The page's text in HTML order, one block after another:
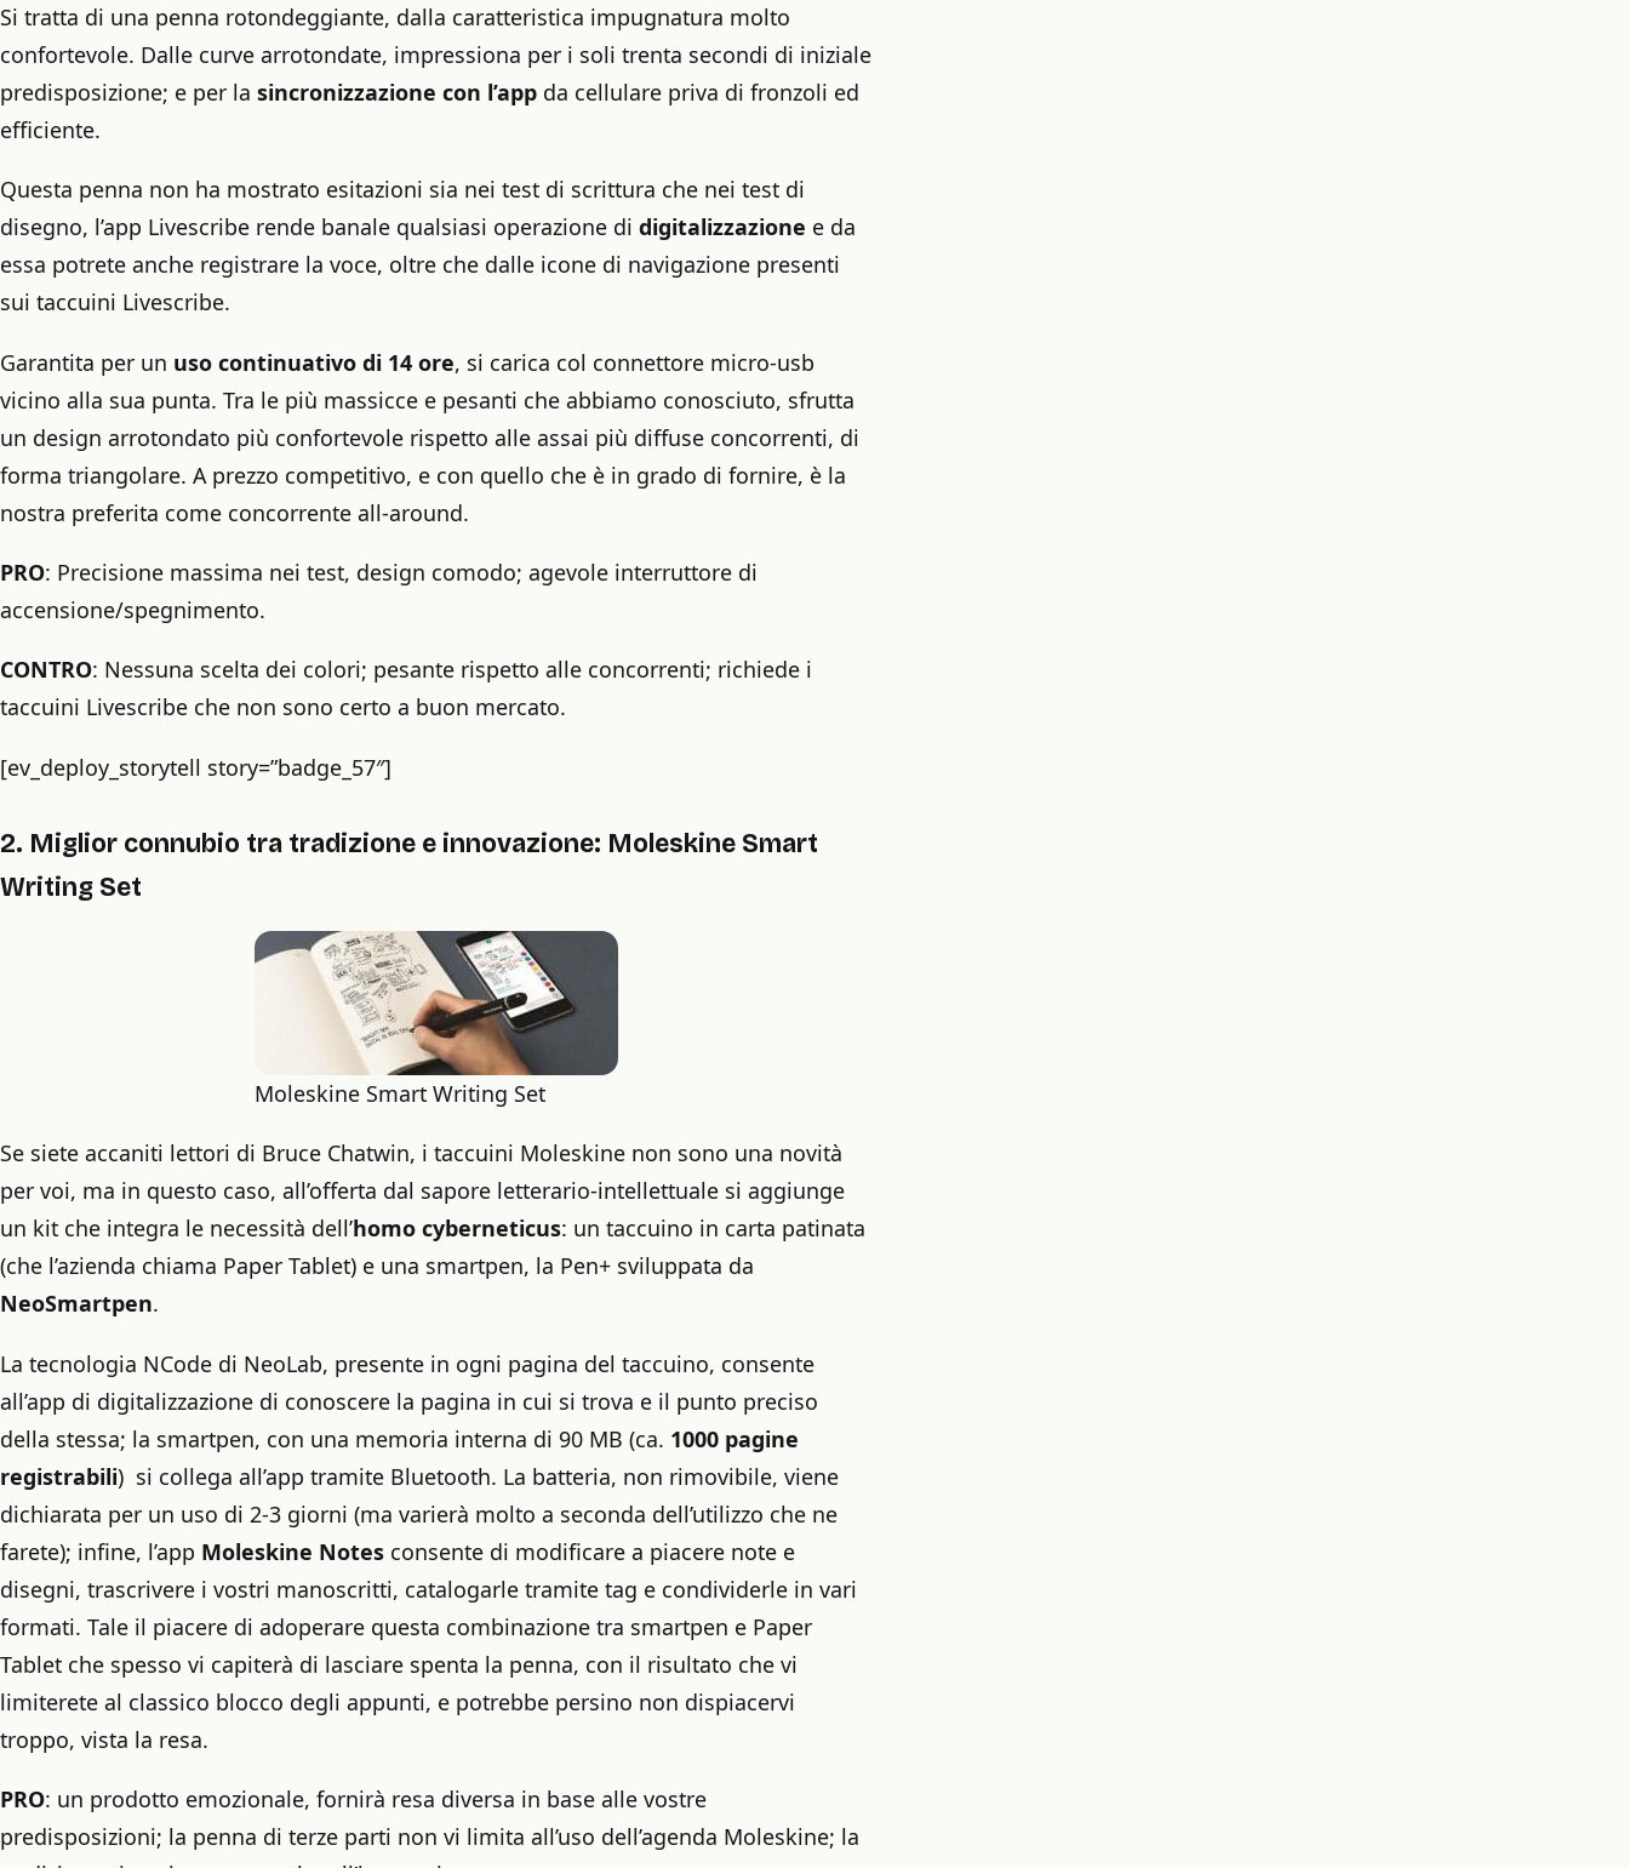
Si tratta di una penna rotondeggiante, dalla caratteristica impugnatura molto
confortevole. Dalle curve arrotondate, impressiona per i soli trenta secondi di iniziale
predisposizione; e per la sincronizzazione con l’app da cellulare priva di fronzoli ed
efficiente.
Questa penna non ha mostrato esitazioni sia nei test di scrittura che nei test di
disegno, l’app Livescribe rende banale qualsiasi operazione di digitalizzazione e da
essa potrete anche registrare la voce, oltre che dalle icone di navigazione presenti
sui taccuini Livescribe.
Garantita per un uso continuativo di 14 ore, si carica col connettore micro-usb
vicino alla sua punta. Tra le più massicce e pesanti che abbiamo conosciuto, sfrutta
un design arrotondato più confortevole rispetto alle assai più diffuse concorrenti, di
forma triangolare. A prezzo competitivo, e con quello che è in grado di fornire, è la
nostra preferita come concorrente all-around.
PRO: Precisione massima nei test, design comodo; agevole interruttore di
accensione/spegnimento.
CONTRO: Nessuna scelta dei colori; pesante rispetto alle concorrenti; richiede i
taccuini Livescribe che non sono certo a buon mercato.
[ev_deploy_storytell story=”badge_57″]
2. Miglior connubio tra tradizione e innovazione: Moleskine Smart
Writing Set
Moleskine Smart Writing Set
Se siete accaniti lettori di Bruce Chatwin, i taccuini Moleskine non sono una novità
per voi, ma in questo caso, all’offerta dal sapore letterario-intellettuale si aggiunge
un kit che integra le necessità dell’homo cyberneticus: un taccuino in carta patinata
(che l’azienda chiama Paper Tablet) e una smartpen, la Pen+ sviluppata da
NeoSmartpen.
La tecnologia NCode di NeoLab, presente in ogni pagina del taccuino, consente
all’app di digitalizzazione di conoscere la pagina in cui si trova e il punto preciso
della stessa; la smartpen, con una memoria interna di 90 MB (ca. 1000 pagine
registrabili) si collega all’app tramite Bluetooth. La batteria, non rimovibile, viene
dichiarata per un uso di 2-3 giorni (ma varierà molto a seconda dell’utilizzo che ne
farete); infine, l’app Moleskine Notes consente di modificare a piacere note e
disegni, trascrivere i vostri manoscritti, catalogarle tramite tag e condividerle in vari
formati. Tale il piacere di adoperare questa combinazione tra smartpen e Paper
Tablet che spesso vi capiterà di lasciare spenta la penna, con il risultato che vi
limiterete al classico blocco degli appunti, e potrebbe persino non dispiacervi
troppo, vista la resa.
PRO: un prodotto emozionale, fornirà resa diversa in base alle vostre
predisposizioni; la penna di terze parti non vi limita all’uso dell’agenda Moleskine; la